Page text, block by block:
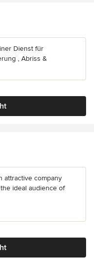
Dienst für
, Abriss &
attractive company
ideal audience of